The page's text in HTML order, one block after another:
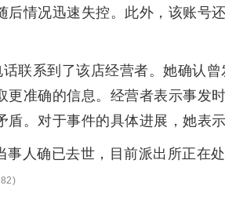
情况迅速失控。此外，该账号
联系到了该店经营者。她确认
准确的信息。经营者表示事发
。对于事件的具体进展，她表示
人确已去世，目前派出所正在